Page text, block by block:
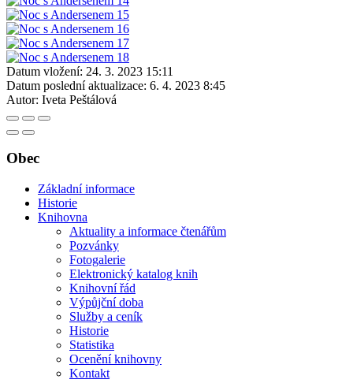
Datum vložení: 24. 3. 2023 15:11
Datum poslední aktualizace: 6. 4. 2023 8:45
Autor: Iveta Peštálová
Obec
Základní informace
Historie
Knihovna
Aktuality a informace čtenářům
Pozvánky
Fotogalerie
Elektronický katalog knih
Knihovní řád
Výpůjční doba
Služby a ceník
Historie
Statistika
Ocenění knihovny
Kontakt